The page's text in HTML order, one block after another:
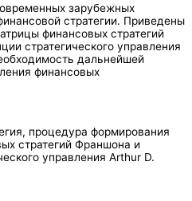
зарубежных
стратегии. Приведены
финансовых стратегий
стратегического управления
дальнейшей
финансовых
процедура формирования
стратегий Франшона и
управления Arthur D.